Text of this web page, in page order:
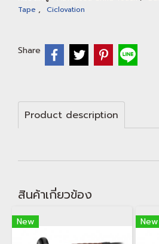
Tape , Ciclovation
Share
Product description
สินค้าเกี่ยวข้อง
New New